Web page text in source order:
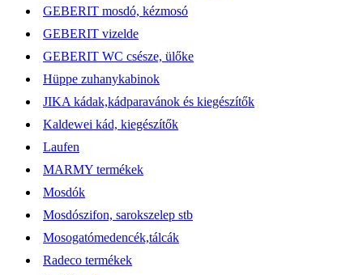
GEBERIT mosdó, kézmosó
GEBERIT vizelde
GEBERIT WC csésze, ülőke
Hüppe zuhanykabinok
JIKA kádak,kádparavánok és kiegészítők
Kaldewei kád, kiegészítők
Laufen
MARMY termékek
Mosdók
Mosdószifon, sarokszelep stb
Mosogatómedencék,tálcák
Radeco termékek